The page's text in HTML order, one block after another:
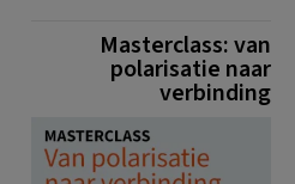
Masterclass: van
polarisatie naar
verbinding